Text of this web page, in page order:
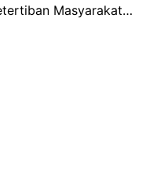
Masyarakat…